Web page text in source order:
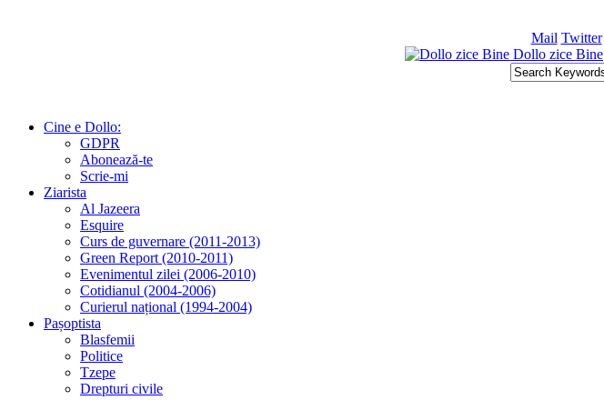
Mail Twitter
Dollo zice Bine
Cine e Dollo:
GDPR
Abonează-te
Scrie-mi
Ziarista
Al Jazeera
Esquire
Curs de guvernare (2011-2013)
Green Report (2010-2011)
Evenimentul zilei (2006-2010)
Cotidianul (2004-2006)
Curierul național (1994-2004)
Pașoptista
Blasfemii
Politice
Tzepe
Drepturi civile